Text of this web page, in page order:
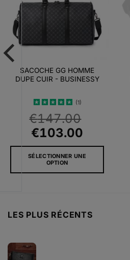
SACOCHE GG HOMME
DUPE CUIR - BUSINESSY
Note 5sur
5
(1)
€147.00
Le
prix
initial
était :
€103.00
prix
actuel
est :
SÉLECTIONNER UNE
OPTION
plusieurs
LES PLUS RÉCENTS